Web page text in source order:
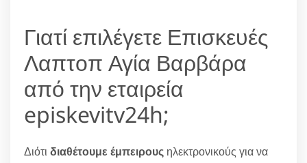
Γιατί επιλέγετε Επισκευές
Λαπτοπ Αγία Βαρβάρα
από την εταιρεία
episkevitv24h;
Διότι διαθέτουμε έμπειρους ηλεκτρονικούς για να